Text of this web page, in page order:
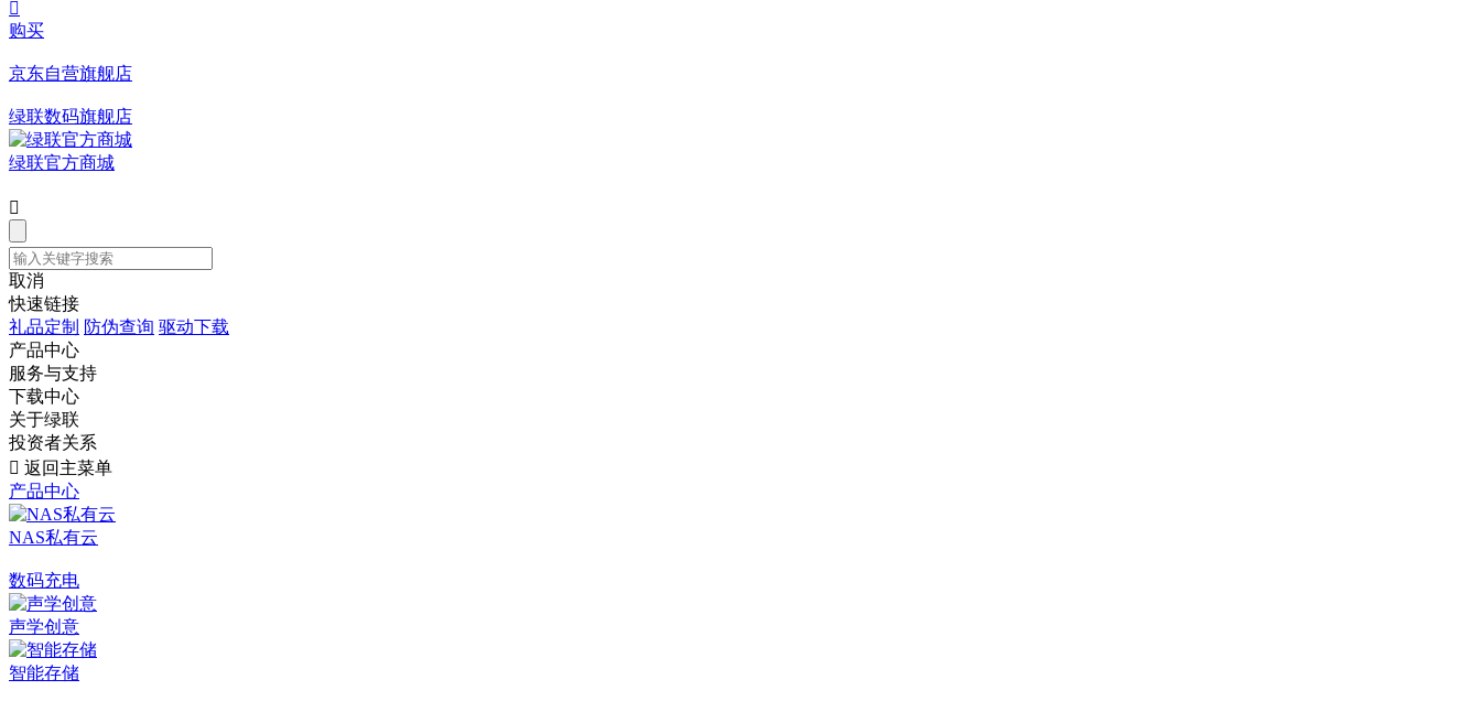

购买
京东自营旗舰店
绿联数码旗舰店
绿联官方商城

取消
快速链接
礼品定制 防伪查询 驱动下载
产品中心
服务与支持
下载中心
关于绿联
投资者关系
 返回主菜单
产品中心
NAS私有云
数码充电
声学创意
智能存储